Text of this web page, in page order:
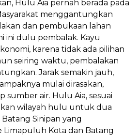
Hulu Aia pernah berada pada
menggantungkan
dan pembukaan lahan
ini dulu pembalak. Kayu
karena tidak ada pilihan
seiring waktu, pembalakan
Jarak semakin jauh,
mulai dirasakan,
sumber air. Hulu Aia, sesuai
wilayah hulu untuk dua
Sinipan yang
Limapuluh Kota dan Batang